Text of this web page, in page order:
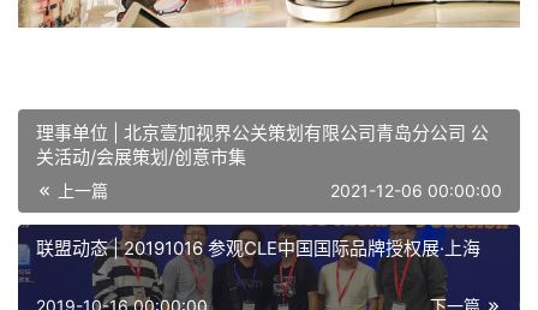
理事单位 | 北京壹加视界公关策划有限公司青岛分公司 公
关活动/会展策划/创意市集
上一篇 2021-12-06 00:00:00
联盟动态 | 20191016 参观CLE中国国际品牌授权展·上海